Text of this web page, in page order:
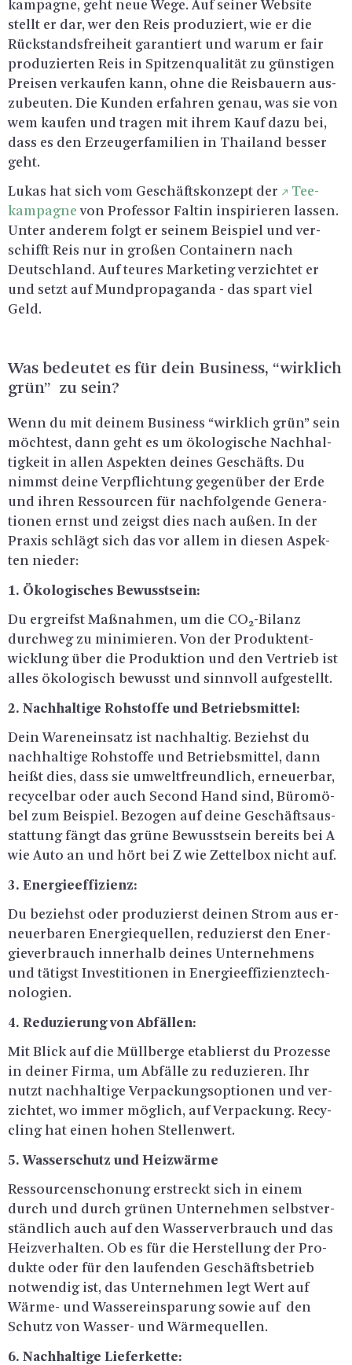
kam­pa­gne, geht neue Wege. Auf sei­ner Web­site
stellt er dar, wer den Reis pro­du­ziert, wie er die
Rück­stands­frei­heit ga­ran­tiert und warum er fair
pro­du­zier­ten Reis in Spit­zen­qua­li­tät zu güns­ti­gen
Prei­sen ver­kau­fen kann, ohne die Reis­bau­ern aus­
zu­beu­ten. Die Kun­den er­fah­ren genau, was sie von
wem kau­fen und tra­gen mit ihrem Kauf dazu bei,
dass es den Er­zeu­ger­fa­mi­li­en in Thai­land bes­ser
geht.
Lukas hat sich vom Ge­schäfts­kon­zept der
Tee­
kam­pa­gne von Pro­fes­sor Fal­tin in­spi­rie­ren las­sen.
Unter an­de­rem folgt er sei­nem Bei­spiel und ver­
schifft Reis nur in gro­ßen Con­tai­nern nach
Deutsch­land. Auf teu­res Mar­ke­ting ver­zich­tet er
und setzt auf Mund­pro­pa­gan­da - das spart viel
Geld.
Was be­deu­tet es für dein Busi­ness, “wirk­lich
grün” zu sein?
Wenn du mit dei­nem Busi­ness “wirk­lich grün” sein
möch­test, dann geht es um öko­lo­gi­sche Nach­hal­
tig­keit in allen As­pek­ten dei­nes Ge­schäfts. Du
nimmst deine Ver­pflich­tung ge­gen­über der Erde
und ihren Res­sour­cen für nach­fol­gen­de Ge­ne­ra­
tio­nen ernst und zeigst dies nach außen. In der
Pra­xis schlägt sich das vor allem in die­sen As­pek­
ten nie­der:
1. Öko­lo­gi­sches Be­wusst­sein:
Du er­greifst Maß­nah­men, um die CO₂-Bi­lanz
durch­weg zu mi­ni­mie­ren. Von der Pro­dukt­ent­
wick­lung über die Pro­duk­ti­on und den Ver­trieb ist
alles öko­lo­gisch be­wusst und sinn­voll auf­ge­stellt.
2. Nach­hal­ti­ge Roh­stof­fe und Be­triebs­mit­tel:
Dein Wa­ren­ein­satz ist nach­hal­tig. Be­ziehst du
nach­hal­ti­ge Roh­stof­fe und Be­triebs­mit­tel, dann
heißt dies, dass sie um­welt­freund­lich, er­neu­er­bar,
re­cy­cel­bar oder auch Se­cond Hand sind, Bü­ro­mö­
bel zum Bei­spiel. Be­zo­gen auf deine Ge­schäfts­aus­
stat­tung fängt das grüne Be­wusst­sein be­reits bei A
wie Auto an und hört bei Z wie Zet­tel­box nicht auf.
3. En­er­gie­ef­fi­zi­enz:
Du be­ziehst oder pro­du­zierst dei­nen Strom aus er­
neu­er­ba­ren En­er­gie­quel­len, re­du­zierst den En­er­
gie­ver­brauch in­ner­halb dei­nes Un­ter­neh­mens
und tä­tigst In­ves­ti­tio­nen in En­er­gie­ef­fi­zi­enz­tech­
no­lo­gi­en.
4. Re­du­zie­rung von Ab­fäl­len:
Mit Blick auf die Müll­ber­ge eta­blierst du Pro­zes­se
in dei­ner Firma, um Ab­fäl­le zu re­du­zie­ren. Ihr
nutzt nach­hal­ti­ge Ver­pa­ckungs­op­tio­nen und ver­
zich­tet, wo immer mög­lich, auf Ver­pa­ckung. Re­cy­
cling hat einen hohen Stel­len­wert.
5. Was­ser­schutz und Heiz­wär­me
Res­sour­cen­scho­nung er­streckt sich in einem
durch und durch grü­nen Un­ter­neh­men selbst­ver­
ständ­lich auch auf den Was­ser­ver­brauch und das
Heiz­ver­hal­ten. Ob es für die Her­stel­lung der Pro­
duk­te oder für den lau­fen­den Ge­schäfts­be­trieb
not­wen­dig ist, das Un­ter­neh­men legt Wert auf
Wär­me- und Was­ser­ein­spa­rung sowie auf den
Schutz von Was­ser- und Wär­me­quel­len.
6. Nach­hal­ti­ge Lie­fer­ket­te: